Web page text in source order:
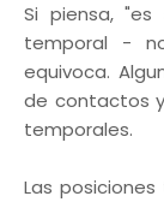
Si piensa,
temporal -
equivoca.
de contactos
temporales.
Las